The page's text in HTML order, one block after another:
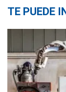
TE PUEDE